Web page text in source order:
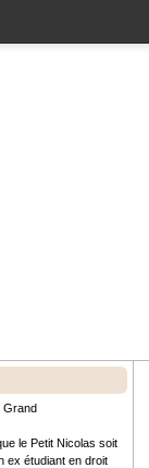
Grand
le Petit Nicolas soit
ex étudiant en droit